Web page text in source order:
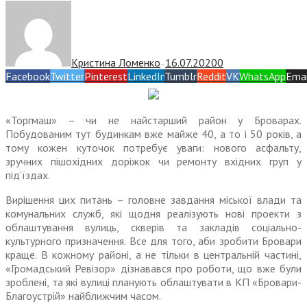
Кристина Ломенко — 16.07.20200
FacebookTwitterPinterestLinkedInTumblrRedditVKWhatsApp
«Торгмаш» – чи не найстарший район у Броварах.
Побудованим тут будинкам вже майже 40, а то і 50 років, а
тому кожен куточок потребує уваги: нового асфальту,
зручних пішохідних доріжок чи ремонту вхідних груп у
під’їздах.
Вирішення цих питань – головне завдання міської влади та
комунальних служб, які щодня реалізують нові проекти з
облаштування вулиць, скверів та закладів соціально-
культурного призначення. Все для того, аби зробити Бровари
краще. В кожному районі, а не тільки в центральній частині,
«Громадський Ревізор» дізнавався про роботи, що вже були
зроблені, та які вулиці планують облаштувати в КП «Бровари-
Благоустрій» найближчим часом.